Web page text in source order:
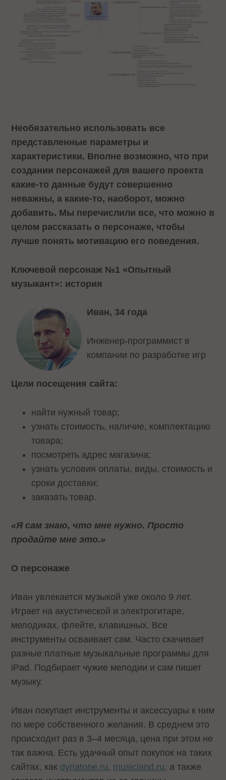
Необязательно использовать все
представленные параметры и
характеристики. Вполне возможно, что при
создании персонажей для вашего проекта
какие-то данные будут совершенно
неважны, а какие-то, наоборот, можно
добавить. Мы перечислили все, что можно в
целом рассказать о персонаже, чтобы
лучше понять мотивацию его поведения.
Ключевой персонаж №1 «Опытный
музыкант»: история
Иван, 34 года
Инженер-программист в
компании по разработке игр
Цели посещения сайта:
найти нужный товар;
узнать стоимость, наличие, комплектацию
товара;
посмотреть адрес магазина;
узнать условия оплаты, виды, стоимость и
сроки доставки;
заказать товар.
«Я сам знаю, что мне нужно. Просто
продайте мне это.»
О персонаже
Иван увлекается музыкой уже около 9 лет.
Играет на акустической и электрогитаре,
мелодиках, флейте, клавишных. Все
инструменты осваивает сам. Часто скачивает
разные платные музыкальные программы для
iPad. Подбирает чужие мелодии и сам пишет
музыку.
Иван покупает инструменты и аксессуары к ним
по мере собственного желания. В среднем это
происходит раз в 3–4 месяца, цена при этом не
так важна. Есть удачный опыт покупок на таких
сайтах, как dynatone.ru, musicland.ru, а также